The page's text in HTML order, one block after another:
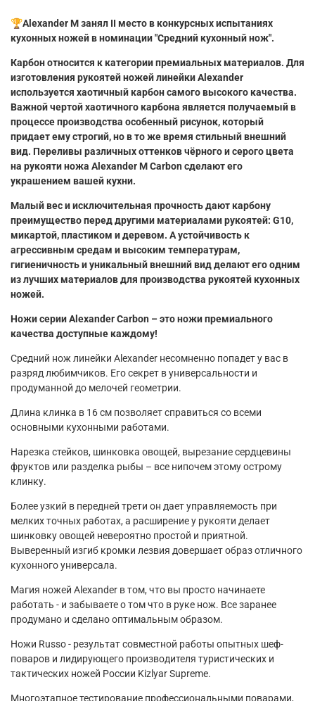
🏆Alexander M занял II место в конкурсных испытаниях
кухонных ножей в номинации "Средний кухонный нож".
Карбон относится к категории премиальных материалов. Для
изготовления рукоятей ножей линейки Alexander
используется хаотичный карбон самого высокого качества.
Важной чертой хаотичного карбона является получаемый в
процессе производства особенный рисунок, который
придает ему строгий, но в то же время стильный внешний
вид. Переливы различных оттенков чёрного и серого цвета
на рукояти ножа Alexander М Carbon сделают его
украшением вашей кухни.
Малый вес и исключительная прочность дают карбону
преимущество перед другими материалами рукоятей: G10,
микартой, пластиком и деревом. А устойчивость к
агрессивным средам и высоким температурам,
гигиеничность и уникальный внешний вид делают его одним
из лучших материалов для производства рукоятей кухонных
ножей.
Ножи серии Alexander Carbon – это ножи премиального
качества доступные каждому!
Средний нож линейки Alexander несомненно попадет у вас в
разряд любимчиков. Его секрет в универсальности и
продуманной до мелочей геометрии.
Длина клинка в 16 см позволяет справиться со всеми
основными кухонными работами.
Нарезка стейков, шинковка овощей, вырезание сердцевины
фруктов или разделка рыбы – все нипочем этому острому
клинку.
Более узкий в передней трети он дает управляемость при
мелких точных работах, а расширение у рукояти делает
шинковку овощей невероятно простой и приятной.
Выверенный изгиб кромки лезвия довершает образ отличного
кухонного универсала.
Магия ножей Alexander в том, что вы просто начинаете
работать - и забываете о том что в руке нож. Все заранее
продумано и сделано оптимальным образом.
Ножи Russo - результат совместной работы опытных шеф-
поваров и лидирующего производителя туристических и
тактических ножей России Kizlyar Supreme.
Многоэтапное тестирование профессиональными поварами,